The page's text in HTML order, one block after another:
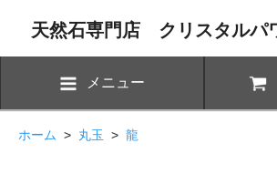
天然石専門店 クリスタルパ
メニュー
ホーム > 丸玉 > 龍